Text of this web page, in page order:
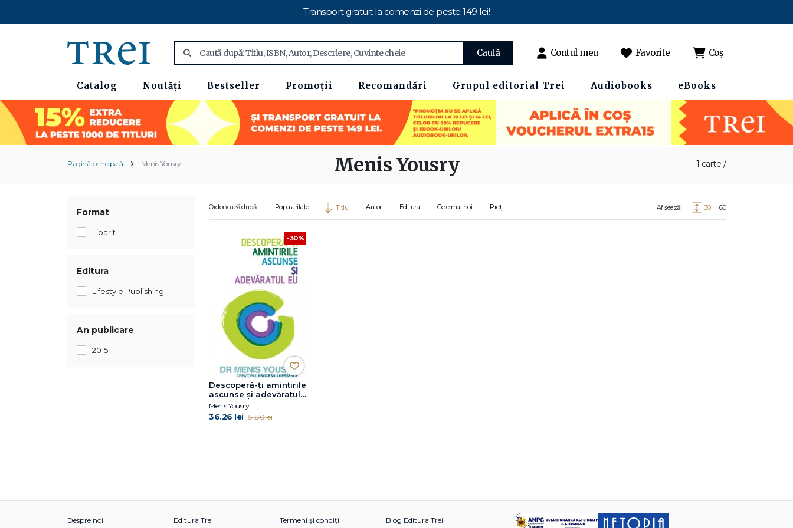
Transport gratuit la comenzi de peste 149 lei!
Caută Contul meu Favorite Coș
Catalog Noutăți Bestseller Promoții Recomandări Grupul editorial Trei Audiobooks eBooks
Pagină principală Menis Yousry 1 carte /
Menis Yousry
Format
Tiparit
Editura
Lifestyle Publishing
An publicare
2015
Ordonează după: Popularitate Titlu Autor Editura Cele mai noi Preț Afișează: 30 60
-30%
Descoperă-ţi amintirile
ascunse şi adevăratul
eu
Menis Yousry
36.26 lei 51.80 lei
Despre noi Editura Trei Termeni și condiții Blog Editura Trei